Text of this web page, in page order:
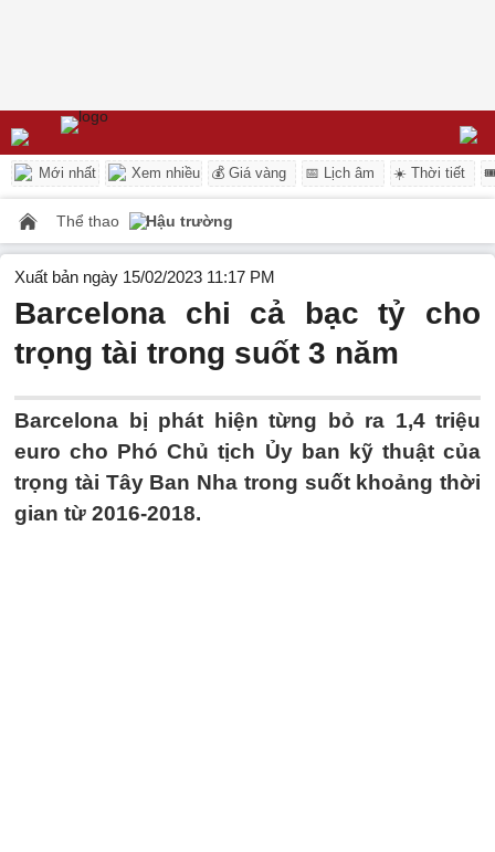
Mới nhất Xem nhiều 💰 Giá vàng 📅 Lịch âm ☀️ Thời tiết
Thể thao Hậu trường
Xuất bản ngày 15/02/2023 11:17 PM
Barcelona chi cả bạc tỷ cho
trọng tài trong suốt 3 năm
Barcelona bị phát hiện từng bỏ ra 1,4 triệu
euro cho Phó Chủ tịch Ủy ban kỹ thuật của
trọng tài Tây Ban Nha trong suốt khoảng thời
gian từ 2016-2018.